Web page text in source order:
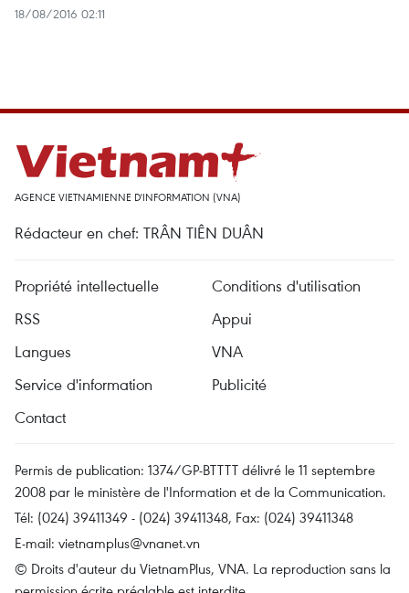
18/08/2016 02:11
AGENCE VIETNAMIENNE D'INFORMATION (VNA)
Rédacteur en chef: TRÂN TIÊN DUÂN
Propriété intellectuelle
Conditions d'utilisation
RSS
Appui
Langues
VNA
Service d'information
Publicité
Contact
Permis de publication: 1374/GP-BTTTT délivré le 11 septembre
2008 par le ministère de l'Information et de la Communication.
Tél: (024) 39411349 - (024) 39411348, Fax: (024) 39411348
E-mail: vietnamplus@vnanet.vn
© Droits d'auteur du VietnamPlus, VNA. La reproduction sans la